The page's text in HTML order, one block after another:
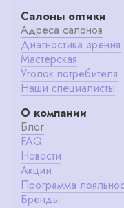
Салоны оптики
Адреса салонов
Диагностика зрения
Мастерская
Уголок потребителя
Наши специалисты
О компании
Блог
FAQ
Новости
Акции
Программа
Бренды